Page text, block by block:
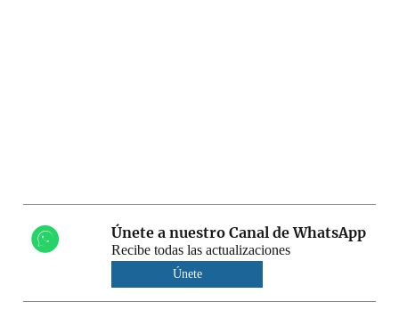
Únete a nuestro Canal de WhatsApp
Recibe todas las actualizaciones
Únete